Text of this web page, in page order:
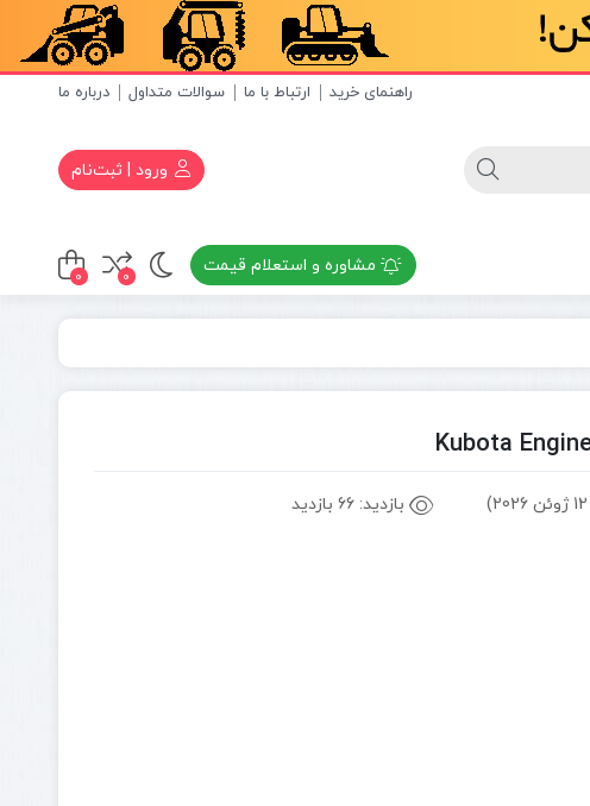
راهنمای خرید ارتباط با ما سوالات متداول درباره ما
ورود | ثبت‌نام
مشاوره و استعلام قیمت 0
0
بازدید:66 بازدید